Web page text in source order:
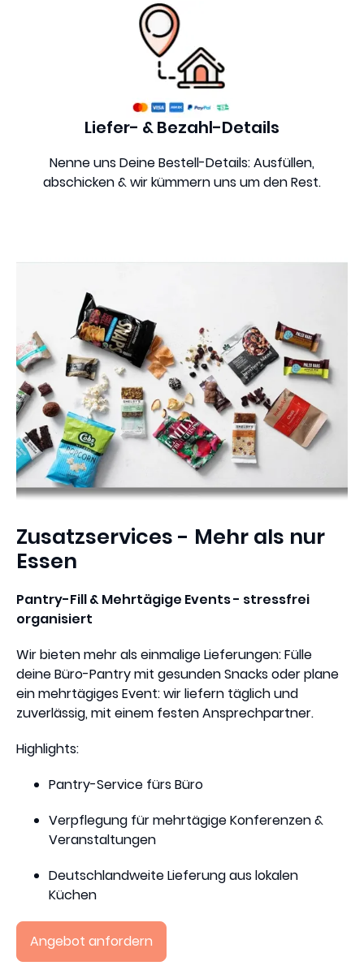
Liefer- & Bezahl-Details
Nenne uns Deine Bestell-Details: Ausfüllen,
abschicken & wir kümmern uns um den Rest.
Zusatzservices - Mehr als nur
Essen
Pantry-Fill & Mehrtägige Events - stressfrei
organisiert
Wir bieten mehr als einmalige Lieferungen: Fülle
deine Büro-Pantry mit gesunden Snacks oder plane
ein mehrtägiges Event: wir liefern täglich und
zuverlässig, mit einem festen Ansprechpartner.
Highlights:
Pantry-Service fürs Büro
Verpflegung für mehrtägige Konferenzen &
Veranstaltungen
Deutschlandweite Lieferung aus lokalen
Küchen
Angebot anfordern